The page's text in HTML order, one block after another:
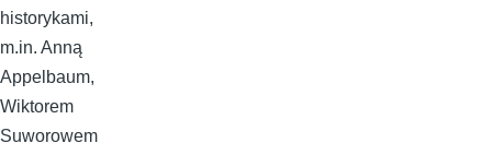
historykami,
m.in. Anną
Appelbaum,
Wiktorem
Suworowem